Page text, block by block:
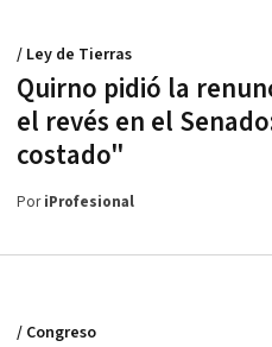
Quirno pidió la
el revés en el
costado"
/ Ley de Tierras
PoriProfesional
/ Congreso